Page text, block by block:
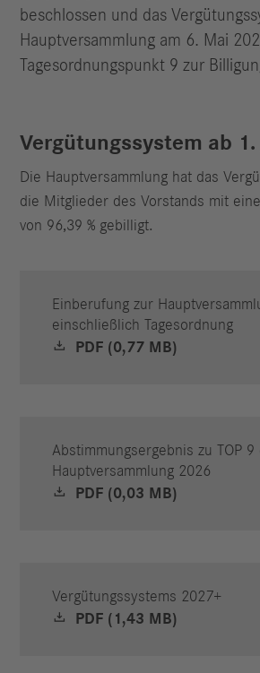
beschlossen und das
Hauptversammlung am 6. Mai
Tagesordnungspunkt 9 zur
Vergütungssystem ab
Die Hauptversammlung hat das
die Mitglieder des Vorstands mit
von 96,39 % gebilligt.
Einberufung zur
einschließlich Tagesordnung
PDF (0,77 MB)
Abstimmungsergebnis zu TOP 9
Hauptversammlung 2026
PDF (0,03 MB)
Vergütungssystems 2027+
PDF (1,43 MB)